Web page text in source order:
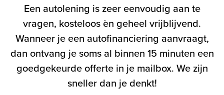
Een autolening is zeer eenvoudig aan te
vragen, kosteloos èn geheel vrijblijvend.
Wanneer je een autofinanciering aanvraagt,
dan ontvang je soms al binnen 15 minuten een
goedgekeurde offerte in je mailbox. We zijn
sneller dan je denkt!